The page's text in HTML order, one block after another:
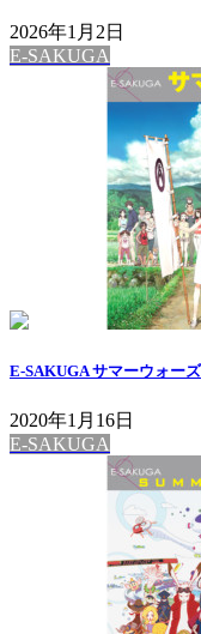
2026年1月2日
E-SAKUGA
E-SAKUGA サマーウォーズ
2020年1月16日
E-SAKUGA